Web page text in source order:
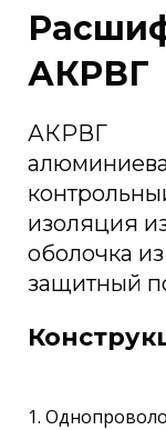
АКРВГ
АКРВГ
изоляция
оболочка
защитный
1.